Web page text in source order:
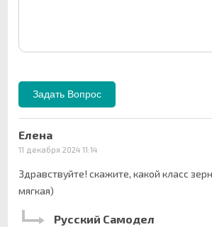
Елена
11 декабря 2024 11:14
Здравствуйте! скажите, какой класс
мягкая)
Русский Самодел